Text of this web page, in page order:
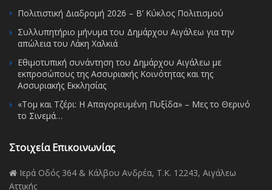
Πολιτιστική Διαδρομή 2026 – Β’ Κύκλος Πολιτισμού
Συλλυπητήριο μήνυμα του Δημάρχου Αιγάλεω για την
απώλεια του Λάκη Χαλκιά
Εθιμοτυπική συνάντηση του Δημάρχου Αιγάλεω με
εκπροσώπους της Ασσυριακής Κοινότητας και της
Ασσυριακής Εκκλησίας
«Τομ και Τζέρι: Η Απαγορευμένη Πυξίδα» – Μες το Θερινό
το Σινεμά…
Στοιχεία Επικοινωνίας
Ιερά Οδός 364 & Κάλβου Ανδρέα, Τ.Κ. 12243, Αιγάλεω
Αττικής